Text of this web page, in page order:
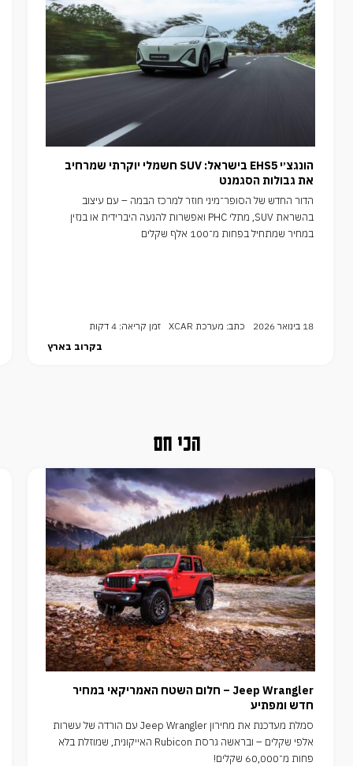
הונגצ׳י EHS5 בישראל: SUV חשמלי יוקרתי שמרחיב
את גבולות הסגמנט
הדור החדש של הסופר־מיני חוזר למרכז הבמה – עם עיצוב
בהשראת SUV, מתלי PHC ואפשרות להנעה היברידית או בנזין
במחיר שמתחיל בפחות מ־100 אלף שקלים
18 בינואר 2026 כתב: מערכת XCAR
זמן קריאה: 4 דקות
בקרוב בארץ
הכי חם
Jeep Wrangler – חלום השטח האמריקאי במחיר
חדש ומפתיע
סמלת מעדכנת את מחירון Jeep Wrangler עם הורדה של עשרות
אלפי שקלים – ובראשה גרסת Rubicon האייקונית, שמוזלת בלא
פחות מ־60,000 שקלים!